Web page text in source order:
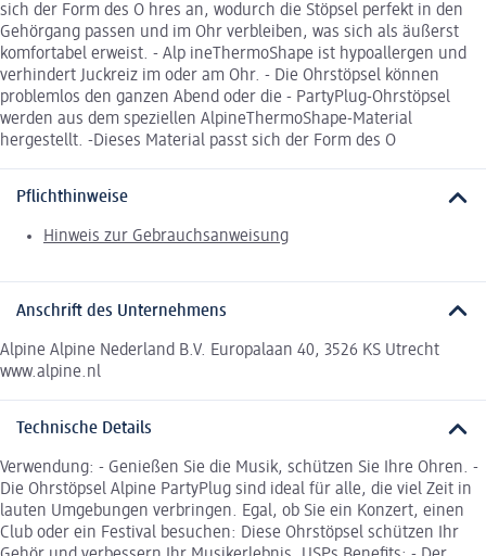
sich der Form des O hres an, wodurch die Stöpsel perfekt in den
Gehörgang passen und im Ohr verbleiben, was sich als äußerst
komfortabel erweist. - Alp ineThermoShape ist hypoallergen und
verhindert Juckreiz im oder am Ohr. - Die Ohrstöpsel können
problemlos den ganzen Abend oder die - PartyPlug-Ohrstöpsel
werden aus dem speziellen AlpineThermoShape-Material
hergestellt. -Dieses Material passt sich der Form des O
Pflichthinweise
Hinweis zur Gebrauchsanweisung
Anschrift des Unternehmens
Alpine Alpine Nederland B.V. Europalaan 40, 3526 KS Utrecht
www.alpine.nl
Technische Details
Verwendung: - Genießen Sie die Musik, schützen Sie Ihre Ohren. -
Die Ohrstöpsel Alpine PartyPlug sind ideal für alle, die viel Zeit in
lauten Umgebungen verbringen. Egal, ob Sie ein Konzert, einen
Club oder ein Festival besuchen: Diese Ohrstöpsel schützen Ihr